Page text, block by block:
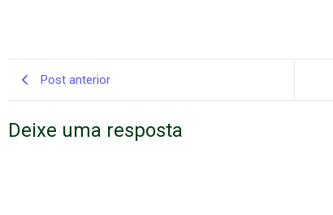
Post anterior
Deixe uma resposta